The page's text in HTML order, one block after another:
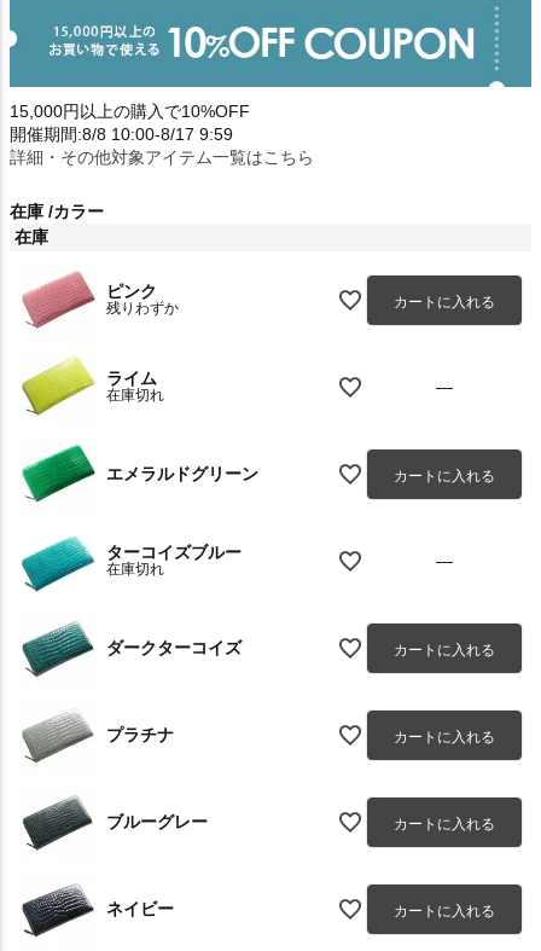
15,000円以上の購入で10%OFF
開催期間:8/8 10:00-8/17 9:59
詳細・その他対象アイテム一覧はこちら
在庫 カラー
在庫
ピンク
残りわずか カートに入れる
ライム
在庫切れ —
エメラルドグリーン カートに入れる
ターコイズブルー
在庫切れ —
ダークターコイズ カートに入れる
プラチナ カートに入れる
ブルーグレー カートに入れる
ネイビー カートに入れる